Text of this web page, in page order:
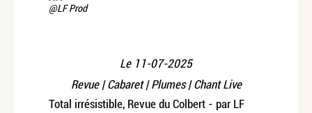
@LF Prod
Le 11-07-2025
Revue | Cabaret | Plumes | Chant Live
Total irrésistible, Revue du Colbert - par LF